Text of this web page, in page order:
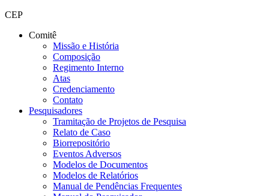
CEP
Comitê
Missão e História
Composição
Regimento Interno
Atas
Credenciamento
Contato
Pesquisadores
Tramitação de Projetos de Pesquisa
Relato de Caso
Biorrepositório
Eventos Adversos
Modelos de Documentos
Modelos de Relatórios
Manual de Pendências Frequentes